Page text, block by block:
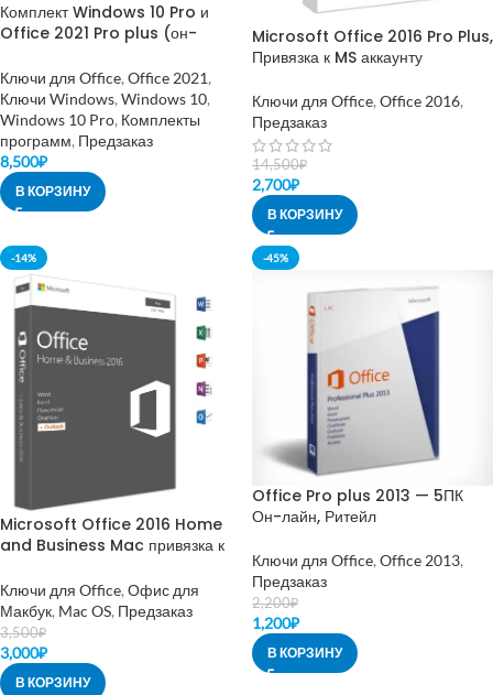
Комплект Windows 10 Pro и
Office 2021 Pro plus (он-
Ключи для Office, Office 2021,
Ключи Windows, Windows 10,
Windows 10 Pro, Комплекты
программ, Предзаказ
8,500₽
В КОРЗИНУ
Microsoft Office 2016 Pro Plus,
Привязка к MS аккаунту
Ключи для Office, Office 2016,
Предзаказ
14,500₽
2,700₽
В КОРЗИНУ
-14%
Microsoft Office 2016 Home
and Business Mac привязка к
Ключи для Office, Офис для
Макбук, Mac OS, Предзаказ
3,500₽
3,000₽
В КОРЗИНУ
-45%
Office Pro plus 2013 — 5ПК
Он-лайн, Ритейл
Ключи для Office, Office 2013,
Предзаказ
2,200₽
1,200₽
В КОРЗИНУ